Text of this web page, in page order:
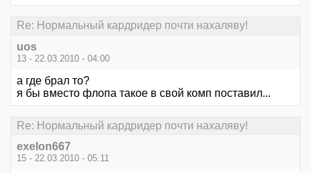
Re: Нормальный кардридер почти нахаляву!
uos
13 - 22.03.2010 - 04:00
а где брал то?
я бы вместо флопа такое в свой комп поставил...
Re: Нормальный кардридер почти нахаляву!
exelon667
15 - 22.03.2010 - 05:11